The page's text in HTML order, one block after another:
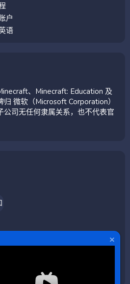
户
语
、Minecraft: Education 及
微软（Microsoft Corporation）
公司无任何隶属关系，也不代表官